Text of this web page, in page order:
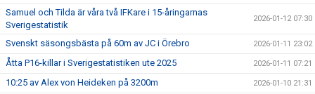
Samuel och Tilda är våra två IFKare i 15-åringarnas
Sverigestatistik
2026-01-12 07:30
Svenskt säsongsbästa på 60m av JC i Örebro 2026-01-11 23:02
Åtta P16-killar i Sverigestatistiken ute 2025 2026-01-11 07:21
10:25 av Alex von Heideken på 3200m 2026-01-10 21:31